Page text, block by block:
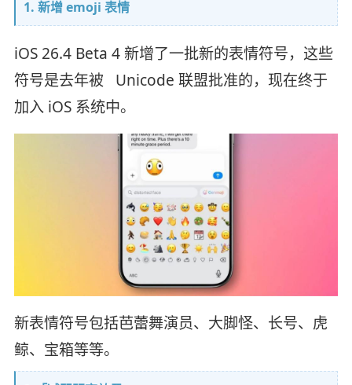
1. 新增 emoji 表情
iOS 26.4 Beta 4 新增了一批新的表情符号，这些
符号是去年被 Unicode 联盟批准的，现在终于
加入 iOS 系统中。
新表情符号包括芭蕾舞演员、大脚怪、长号、虎
鲸、宝箱等等。